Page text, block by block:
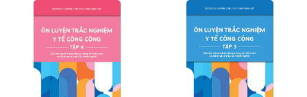
Giá thấp đần
Năm xuất bản
Mới nhất